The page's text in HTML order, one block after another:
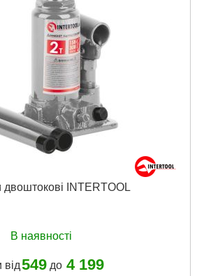
двоштокові INTERTOOL
В наявності
від549до 4 199